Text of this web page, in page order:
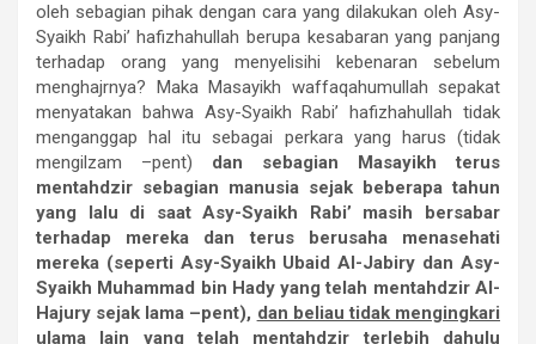
oleh sebagian pihak dengan cara yang dilakukan oleh Asy-
Syaikh Rabi’ hafizhahullah berupa kesabaran yang panjang
terhadap orang yang menyelisihi kebenaran sebelum
menghajrnya? Maka Masayikh waffaqahumullah sepakat
menyatakan bahwa Asy-Syaikh Rabi’ hafizhahullah tidak
menganggap hal itu sebagai perkara yang harus (tidak
mengilzam –pent) dan sebagian Masayikh terus
mentahdzir sebagian manusia sejak beberapa tahun
yang lalu di saat Asy-Syaikh Rabi’ masih bersabar
terhadap mereka dan terus berusaha menasehati
mereka (seperti Asy-Syaikh Ubaid Al-Jabiry dan Asy-
Syaikh Muhammad bin Hady yang telah mentahdzir Al-
Hajury sejak lama –pent), dan beliau tidak mengingkari
ulama lain yang telah mentahdzir terlebih dahulu